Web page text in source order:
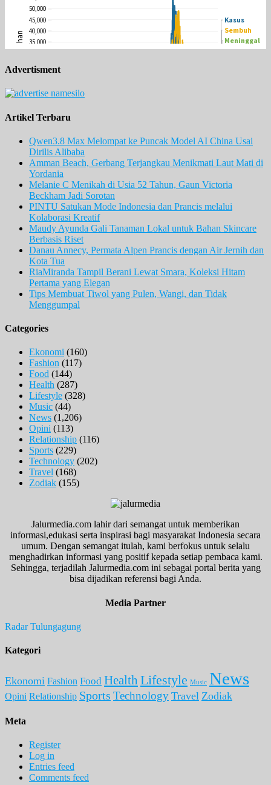
Advertisment
Artikel Terbaru
Qwen3.8 Max Melompat ke Puncak Model AI China Usai
Dirilis Alibaba
Amman Beach, Gerbang Terjangkau Menikmati Laut Mati di
Yordania
Melanie C Menikah di Usia 52 Tahun, Gaun Victoria
Beckham Jadi Sorotan
PINTU Satukan Mode Indonesia dan Prancis melalui
Kolaborasi Kreatif
Maudy Ayunda Gali Tanaman Lokal untuk Bahan Skincare
Berbasis Riset
Danau Annecy, Permata Alpen Prancis dengan Air Jernih dan
Kota Tua
RiaMiranda Tampil Berani Lewat Smara, Koleksi Hitam
Pertama yang Elegan
Tips Membuat Tiwol yang Pulen, Wangi, dan Tidak
Menggumpal
Categories
Ekonomi (160)
Fashion (117)
Food (144)
Health (287)
Lifestyle (328)
Music (44)
News (1,206)
Opini (113)
Relationship (116)
Sports (229)
Technology (202)
Travel (168)
Zodiak (155)
Jalurmedia.com lahir dari semangat untuk memberikan
informasi,edukasi serta inspirasi bagi masyarakat Indonesia secara
umum. Dengan semangat itulah, kami berfokus untuk selalu
menghadirkan informasi yang positif kepada setiap pembaca kami.
Sehingga, terjadilah Jalurmedia.com ini sebagai portal berita yang
bisa dijadikan referensi bagi Anda.
Media Partner
Radar Tulungagung
Kategori
Ekonomi Fashion Food Health Lifestyle Music News
Opini Relationship Sports Technology Travel Zodiak
Meta
Register
Log in
Entries feed
Comments feed